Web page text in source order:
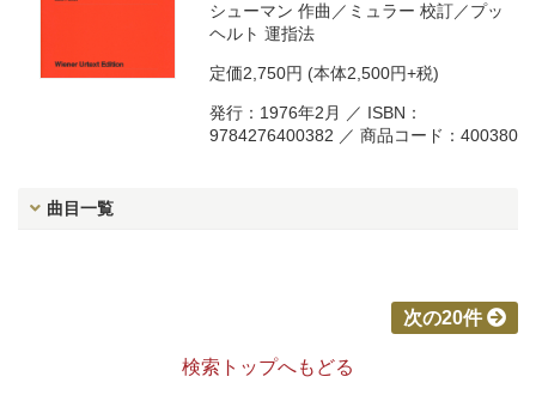
シューマン 作曲／ ミュラー 校訂／プッ
ヘルト 運指法
定価2,750円 (本体2,500円+税)
発行：1976年2月 ／ ISBN：
9784276400382 ／ 商品コード：400380
曲目一覧
次の20件
検索トップへもどる